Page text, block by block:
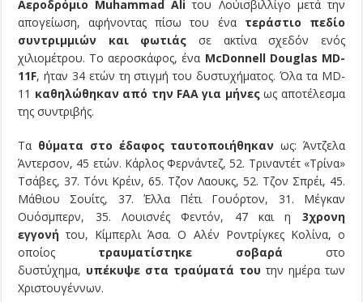
Αεροδρόμιο Muhammad Ali του Λούισβιλλίγο μετά την
απογείωση, αφήνοντας πίσω του ένα τεράστιο πεδίο
συντριμμιών και φωτιάς σε ακτίνα σχεδόν ενός
χιλιομέτρου. Το αεροσκάφος, ένα McDonnell Douglas MD-
11F, ήταν 34 ετών τη στιγμή του δυστυχήματος. Όλα τα MD-
11 καθηλώθηκαν από την FAA για μήνεςως αποτέλεσμα
της συντριβής.
Τα θύματα στο έδαφος ταυτοποιήθηκαν ως: Άντζελα
Άντερσον, 45 ετών. Κάρλος Φερνάντεζ, 52. Τριναντέτ «Τρίνα»
Τσάβες, 37. Τόνι Κρέιν, 65. Τζον Λαουκς, 52. Τζον Σπρέι, 45.
Μάθιου Σουίτς, 37. Έλλα Πέτι Γουόρτον, 31. Μέγκαν
Ουόσμπερν, 35. Λουισνές Φεντόν, 47 και η 3χρονη
εγγονή του, Κίμπερλι Άσα. Ο Αλέν Ροντρίγκες Κολίνα, ο
οποίος τραυματίστηκε σοβαρά στο
δυστύχημα, υπέκυψε στα τραύματά του την ημέρα των
Χριστουγέννων.